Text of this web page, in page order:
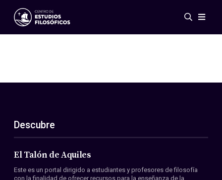
Eventos
ES
EN
Acerca de nosotros
Miembros
Convenios
Descubre
El Talón de Aquiles
Este es un portal dirigido a estudiantes y profesores de filosofía
con la finalidad de ofrecer recursos para la enseñanza de la